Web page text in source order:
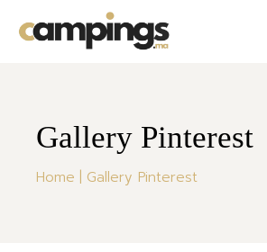
Gallery Pinterest
Home Gallery Pinterest